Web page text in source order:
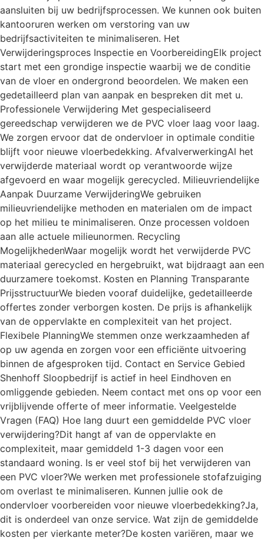
aansluiten bij uw bedrijfsprocessen. We kunnen ook buiten
kantooruren werken om verstoring van uw
bedrijfsactiviteiten te minimaliseren. Het
Verwijderingsproces Inspectie en VoorbereidingElk project
start met een grondige inspectie waarbij we de conditie
van de vloer en ondergrond beoordelen. We maken een
gedetailleerd plan van aanpak en bespreken dit met u.
Professionele Verwijdering Met gespecialiseerd
gereedschap verwijderen we de PVC vloer laag voor laag.
We zorgen ervoor dat de ondervloer in optimale conditie
blijft voor nieuwe vloerbedekking. AfvalverwerkingAl het
verwijderde materiaal wordt op verantwoorde wijze
afgevoerd en waar mogelijk gerecycled. Milieuvriendelijke
Aanpak Duurzame VerwijderingWe gebruiken
milieuvriendelijke methoden en materialen om de impact
op het milieu te minimaliseren. Onze processen voldoen
aan alle actuele milieunormen. Recycling
MogelijkhedenWaar mogelijk wordt het verwijderde PVC
materiaal gerecycled en hergebruikt, wat bijdraagt aan een
duurzamere toekomst. Kosten en Planning Transparante
PrijsstructuurWe bieden vooraf duidelijke, gedetailleerde
offertes zonder verborgen kosten. De prijs is afhankelijk
van de oppervlakte en complexiteit van het project.
Flexibele PlanningWe stemmen onze werkzaamheden af
op uw agenda en zorgen voor een efficiënte uitvoering
binnen de afgesproken tijd. Contact en Service Gebied
Shenhoff Sloopbedrijf is actief in heel Eindhoven en
omliggende gebieden. Neem contact met ons op voor een
vrijblijvende offerte of meer informatie. Veelgestelde
Vragen (FAQ) Hoe lang duurt een gemiddelde PVC vloer
verwijdering?Dit hangt af van de oppervlakte en
complexiteit, maar gemiddeld 1-3 dagen voor een
standaard woning. Is er veel stof bij het verwijderen van
een PVC vloer?We werken met professionele stofafzuiging
om overlast te minimaliseren. Kunnen jullie ook de
ondervloer voorbereiden voor nieuwe vloerbedekking?Ja,
dit is onderdeel van onze service. Wat zijn de gemiddelde
kosten per vierkante meter?De kosten variëren, maar we